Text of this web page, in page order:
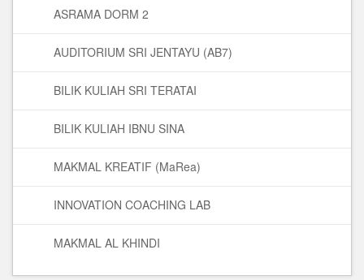
ASRAMA DORM 2
AUDITORIUM SRI JENTAYU (AB7)
BILIK KULIAH SRI TERATAI
BILIK KULIAH IBNU SINA
MAKMAL KREATIF (MaRea)
INNOVATION COACHING LAB
MAKMAL AL KHINDI